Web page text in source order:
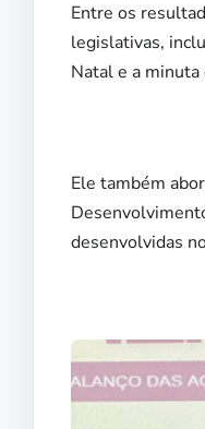
Entre os
legislativas,
Natal e a
Ele também
desenvolvidas